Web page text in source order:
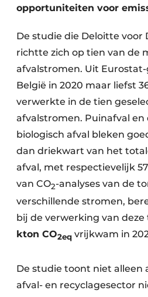
Shredders
Transportbanden
Zeven & Brekers
Bedrijfsafval
Bouw & Sloopafval
Elektronisch Afval
Glasrecyclage
Houtafval
Medisch afval
opportuniteiten voor
De studie die Deloitte voor
richtte zich op tien van de
afvalstromen. Uit
België in 2020 maar liefst
verwerkte in de tien
afvalstromen. Puinafval en
biologisch afval bleken
dan driekwart van het
afval, met respectievelijk
van CO2-analyses van de
verschillende stromen,
bij de verwerking van
kton CO2eq vrijkwam in
De studie toont niet alleen
afval- en recyclagesector